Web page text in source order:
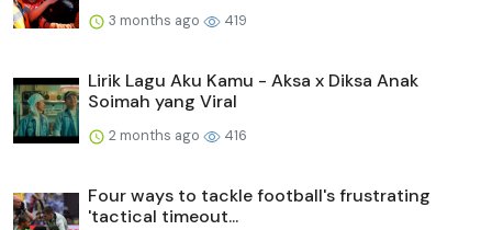
3 months ago 419
Lirik Lagu Aku Kamu - Aksa x Diksa Anak
Soimah yang Viral
2 months ago 416
Four ways to tackle football's frustrating
'tactical timeout...